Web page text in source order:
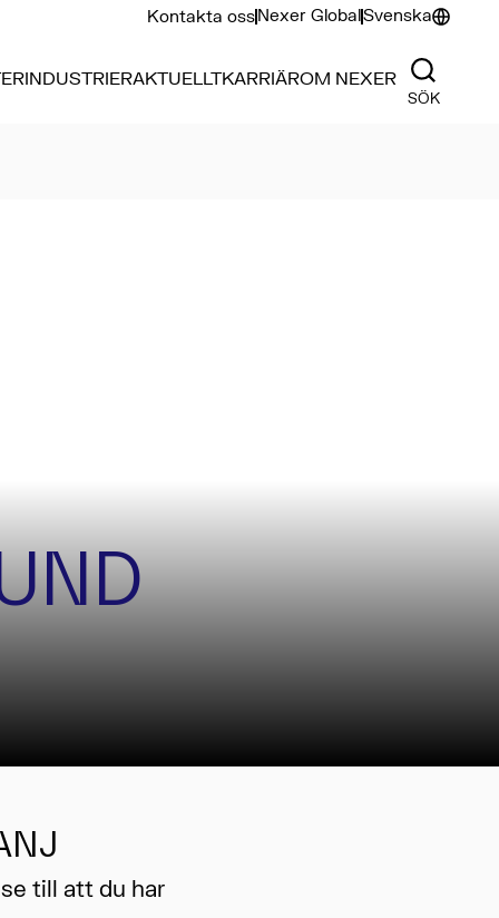
Kontakta ossNexer GlobalSvenska
INDUSTRIERAKTUELLTKARRIÄROM NEXER
SÖK
till att du har